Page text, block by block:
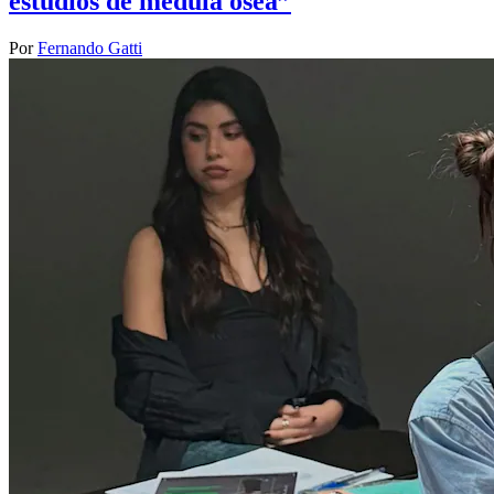
PorFernando Gatti